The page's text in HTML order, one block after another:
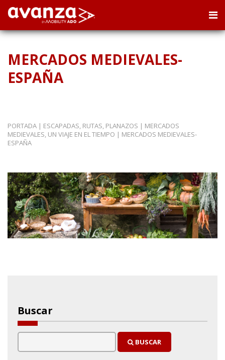
MERCADOS MEDIEVALES-
ESPAÑA
PORTADA | ESCAPADAS, RUTAS, PLANAZOS | MERCADOS
MEDIEVALES, UN VIAJE EN EL TIEMPO | MERCADOS MEDIEVALES-
ESPAÑA
Buscar
BUSCAR